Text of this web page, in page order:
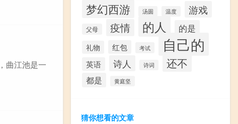
曲江池是一
梦幻西游 汤圆 温度 游戏
父母 疫情 的人 的是
礼物 红包 考试 自己的
英语 诗人 诗词 还不
都是 黄庭坚
猜你想看的文章